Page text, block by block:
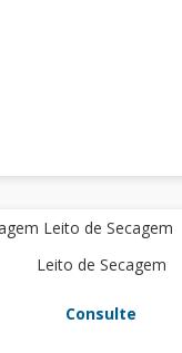
Leito de Secagem
Consulte